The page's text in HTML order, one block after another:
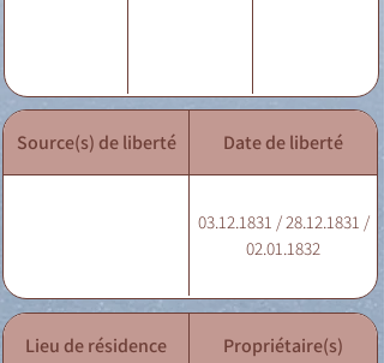
Source(s) de liberté Date de liberté
03.12.1831 / 28.12.1831 /
02.01.1832
Lieu de résidence Propriétaire(s)